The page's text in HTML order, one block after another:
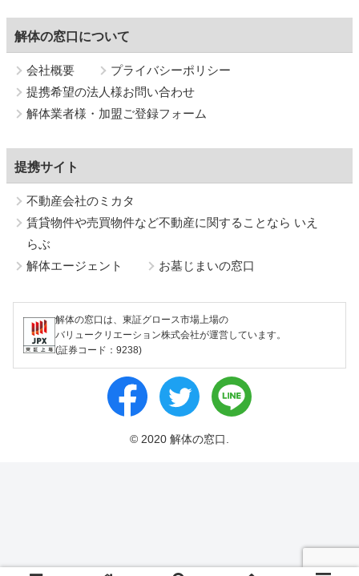
解体の窓口について
会社概要
プライバシーポリシー
提携希望の法人様お問い合わせ
解体業者様・加盟ご登録フォーム
提携サイト
不動産会社のミカタ
賃貸物件や売買物件など不動産に関することなら いえ
らぶ
解体エージェント
お墓じまいの窓口
解体の窓口は、東証グロース市場上場の
バリュークリエーション株式会社が運営しています。
(証券コード：9238)
© 2020 解体の窓口.